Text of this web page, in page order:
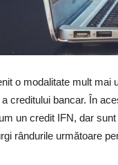
o modalitate mult
creditului bancar. În
un credit IFN, dar
rândurile următoare